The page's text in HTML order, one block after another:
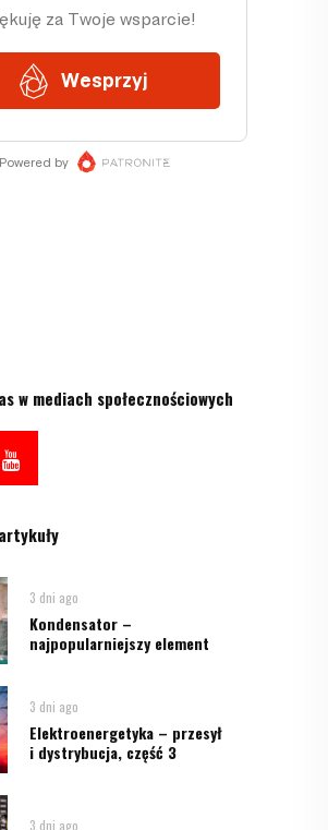
w mediach społecznościowych
3 dni ago
Kondensator –
najpopularniejszy element
3 dni ago
Elektroenergetyka – przesył
i dystrybucja, część 3
3 dni ago